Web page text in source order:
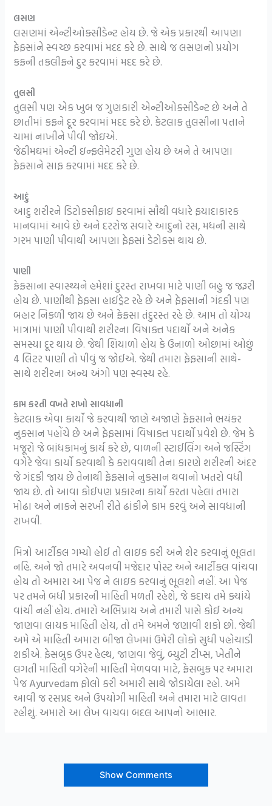
લસણ
લસણમાં એન્ટીઓક્સીડેન્ટ હોય છે. જે એક પ્રકારથી આપણા
ફેફસાંને સ્વચ્છ કરવામાં મદદ કરે છે. સાથે જ લસણનો પ્રયોગ
કફની તકલીફને દુર કરવામાં મદદ કરે છે.
તુલસી
તુલસી પણ એક ખુબ જ ગુણકારી એન્ટીઓક્સીડેન્ટ છે અને તે
છાતીમાં કફને દૂર કરવામાં મદદ કરે છે. કેટલાક તુલસીના પત્તાને
ચામાં નાખીને પીવી જોઇએ.
જેઠીમઘમાં એન્ટી ઇન્ફ્લેમેટરી ગુણ હોય છે અને તે આપણા
ફેફસાને સાફ કરવામાં મદદ કરે છે.
આદું
આદુ શરીરને ડિટોક્સીફાઇ કરવામાં સૌથી વધારે ફયાદાકારક
માનવામાં આવે છે અને દરરોજ સવારે આદુનો રસ, મધની સાથે
ગરમ પાણી પીવાથી આપણા ફેફસાં ડેટોક્સ થાય છે.
પાણી
ફેફસાના સ્વાસ્થ્યને હમેશાં દુરસ્ત રાખવા માટે પાણી બહુ જ જરૂરી
હોય છે. પાણીથી ફેફસા હાઈડ્રેટ રહે છે અને ફેફસાની ગંદકી પણ
બહાર નિકળી જાય છે અને ફેફસા તંદુરસ્ત રહે છે. આમ તો યોગ્ય
માત્રામાં પાણી પીવાથી શરીરના વિષાક્ત પદાર્થો અને અનેક
સમસ્યા દૂર થાય છે. જેથી શિયાળો હોય કે ઉનાળો ઓછામાં ઓછું
4 લિટર પાણી તો પીવું જ જોઈએ. જેથી તમારા ફેફસાની સાથે-
સાથે શરીરના અન્ય અંગો પણ સ્વસ્થ રહે.
કામ કરતી વખતે રાખો સાવધાની
કેટલાક એવા કાર્યો જે કરવાથી જાણે અજાણે ફેફસાને ભયંકર
નુકસાન પહોંચે છે અને ફેફસામાં વિષાક્ત પદાર્થો પ્રવેશે છે. જેમ કે
મજૂરો જે બાંધકામનું કાર્ય કરે છે, વાળની સ્ટાઈલિંગ અને જસ્ટિંગ
વગેરે જેવા કાર્યો કરવાથી કે કરાવવાથી તેના કારણે શરીરની અંદર
જે ગંદકી જાય છે તેનાથી ફેફસાને નુકસાન થવાનો ખતરો વધી
જાય છે. તો આવા કોઈપણ પ્રકારના કાર્યો કરતા પહેલાં તમારા
મોઢા અને નાકને સરખી રીતે ઢાંકીને કામ કરવું અને સાવધાની
રાખવી.
મિત્રો આર્ટીકલ ગમ્યો હોઈ તો લાઇક કરી અને શેર કરવાનું ભૂલતા
નહિ. અને જો તમારે અવનવી મજેદાર પોસ્ટ અને આર્ટીકલ વાંચવા
હોય તો અમારા આ પેજ ને લાઇક કરવાનું ભૂલશો નહીં. આ પેજ
પર તમને બધી પ્રકારની માહિતી મળતી રહેશે, જે કદાચ તમે ક્યાંયે
વાંચી નહીં હોય. તમારો અભિપ્રાય અને તમારી પાસે કોઈ અન્ય
જાણવા લાયક માહિતી હોય, તો તમે અમને જણાવી શકો છો. જેથી
અમે એ માહિતી અમારા બીજા લેખમાં ઉમેરી લોકો સુધી પહોચાડી
શકીએ. ફેસબુક ઉપર હેલ્થ, જાણવા જેવું, બ્યુટી ટીપ્સ, ખેતીને
લગતી માહિતી વગેરેની માહિતી મેળવવા માટે, ફેસબુક પર અમારા
પેજ Ayurvedam ફોલો કરી અમારી સાથે જોડાયેલા રહો. અમે
આવી જ રસપ્રદ અને ઉપયોગી માહિતી અને તમારા માટે લાવતા
રહીશું. અમારો આ લેખ વાચવા બદલ આપનો આભાર.
Show Comments